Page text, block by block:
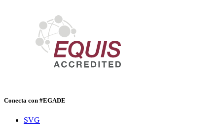
Conecta con #EGADE
SVG